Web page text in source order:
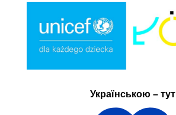
Українською – тут